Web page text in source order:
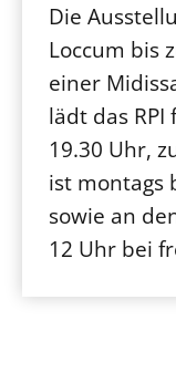
Die
Loccum bis
einer
lädt das
19.30 Uhr,
ist montags
sowie an
12 Uhr bei